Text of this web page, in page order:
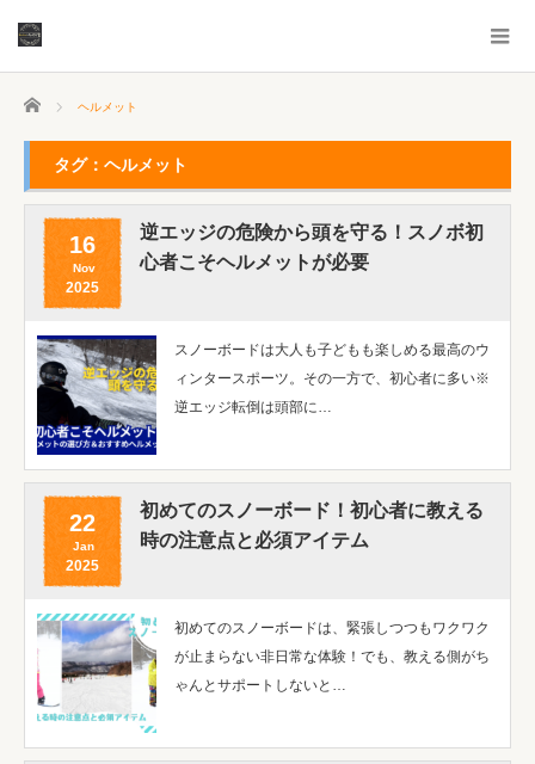
ホーム ヘルメット
タグ：ヘルメット
16
Nov
2025
逆エッジの危険から頭を守る！スノボ初
心者こそヘルメットが必要
スノーボードは大人も子どもも楽しめる最高のウ
ィンタースポーツ。その一方で、初心者に多い※
逆エッジ転倒は頭部に…
22
Jan
2025
初めてのスノーボード！初心者に教える
時の注意点と必須アイテム
初めてのスノーボードは、緊張しつつもワクワク
が止まらない非日常な体験！でも、教える側がち
ゃんとサポートしないと…